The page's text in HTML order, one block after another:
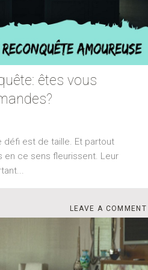
êtes vous
défi est de taille. Et partout
en ce sens fleurissent. Leur
LEAVE A COMMENT